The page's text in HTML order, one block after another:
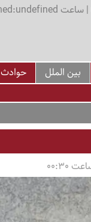
بین الملل حوادث